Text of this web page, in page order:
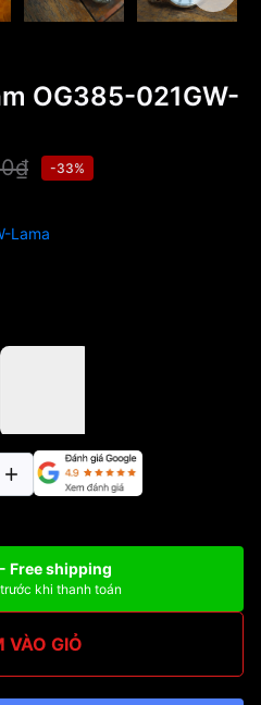
OG385-021GW-
-33%
Lama
Free shipping
khi thanh toán
VÀO GIỎ